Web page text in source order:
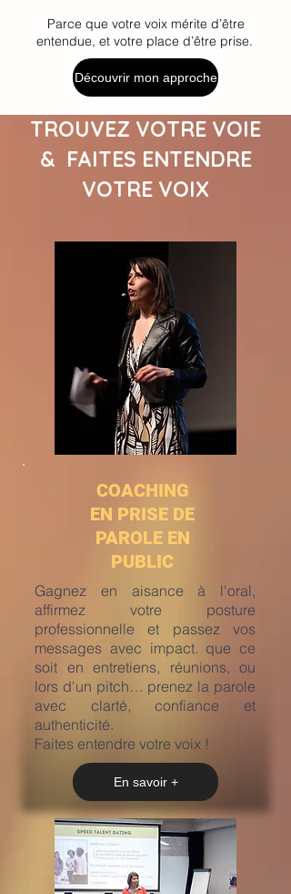
Parce que votre voix mérite d’être
entendue, et votre place d’être prise.
Découvrir mon approche
TROUVEZ VOTRE VOIE
& FAITES ENTENDRE
VOTRE VOIX
COACHING
EN PRISE DE
PAROLE EN
PUBLIC
Gagnez en aisance à l'oral,
affirmez votre posture
professionnelle et passez vos
messages avec impact. que ce
soit en entretiens, réunions, ou
lors d'un pitch… prenez la parole
avec clarté, confiance et
authenticité.
Faites entendre votre voix !
En savoir +